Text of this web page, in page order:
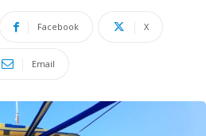
Facebook X
Email